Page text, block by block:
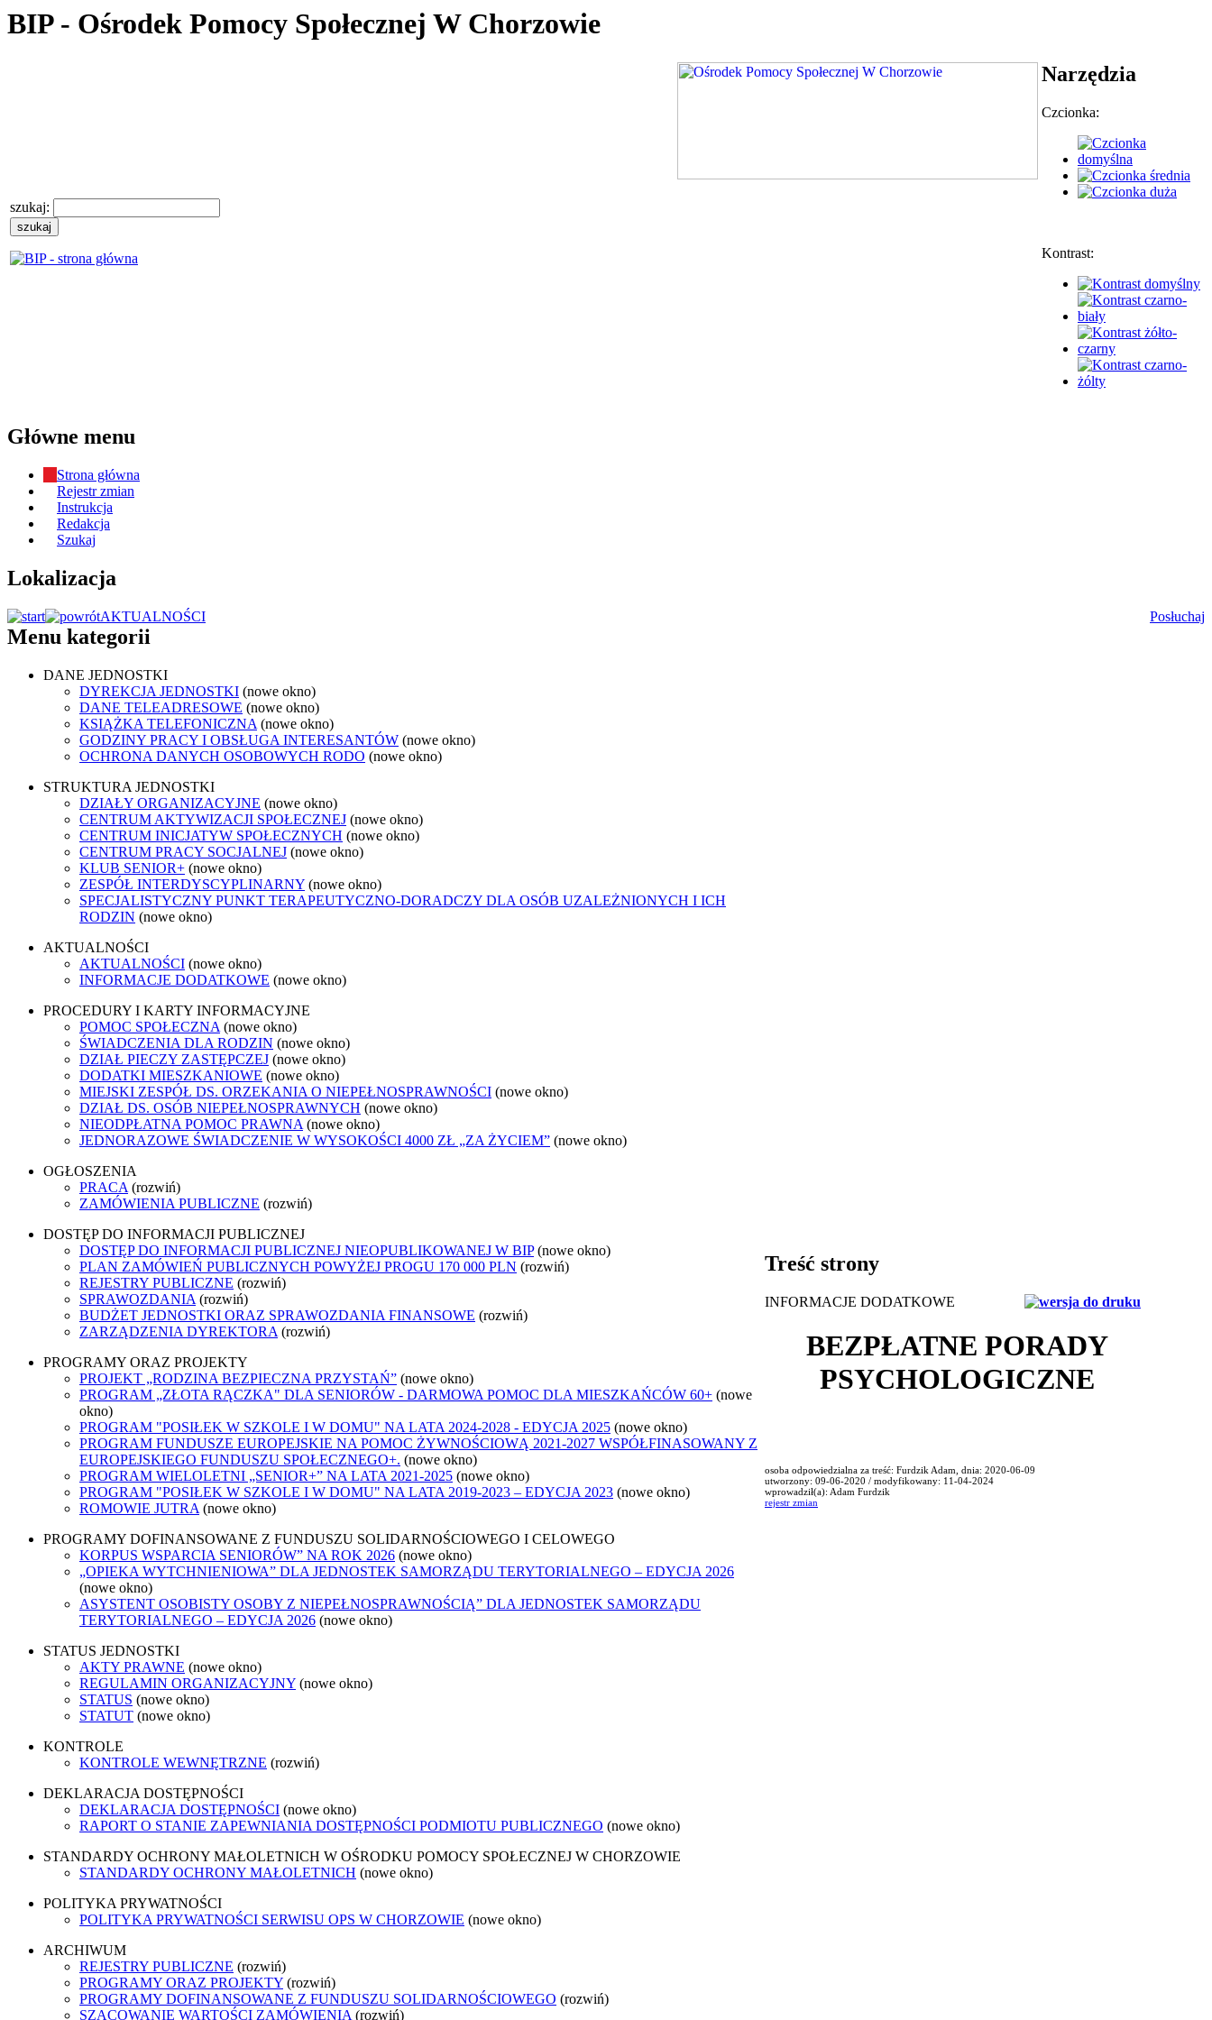
BIP - Ośrodek Pomocy Społecznej W Chorzowie
szukaj:
Narzędzia
Czcionka:
Kontrast:
Główne menu
Strona główna
Rejestr zmian
Instrukcja
Redakcja
Szukaj
Lokalizacja
Posłuchaj
AKTUALNOŚCI
Menu kategorii
DANE JEDNOSTKI
DYREKCJA JEDNOSTKI (nowe okno)
DANE TELEADRESOWE (nowe okno)
KSIĄŻKA TELEFONICZNA (nowe okno)
GODZINY PRACY I OBSŁUGA INTERESANTÓW (nowe okno)
OCHRONA DANYCH OSOBOWYCH RODO (nowe okno)
STRUKTURA JEDNOSTKI
DZIAŁY ORGANIZACYJNE (nowe okno)
CENTRUM AKTYWIZACJI SPOŁECZNEJ (nowe okno)
CENTRUM INICJATYW SPOŁECZNYCH (nowe okno)
CENTRUM PRACY SOCJALNEJ (nowe okno)
KLUB SENIOR+ (nowe okno)
ZESPÓŁ INTERDYSCYPLINARNY (nowe okno)
SPECJALISTYCZNY PUNKT TERAPEUTYCZNO-DORADCZY DLA OSÓB UZALEŻNIONYCH I ICH
RODZIN (nowe okno)
AKTUALNOŚCI
AKTUALNOŚCI (nowe okno)
INFORMACJE DODATKOWE (nowe okno)
PROCEDURY I KARTY INFORMACYJNE
POMOC SPOŁECZNA (nowe okno)
ŚWIADCZENIA DLA RODZIN (nowe okno)
DZIAŁ PIECZY ZASTĘPCZEJ (nowe okno)
DODATKI MIESZKANIOWE (nowe okno)
MIEJSKI ZESPÓŁ DS. ORZEKANIA O NIEPEŁNOSPRAWNOŚCI (nowe okno)
DZIAŁ DS. OSÓB NIEPEŁNOSPRAWNYCH (nowe okno)
NIEODPŁATNA POMOC PRAWNA (nowe okno)
JEDNORAZOWE ŚWIADCZENIE W WYSOKOŚCI 4000 ZŁ „ZA ŻYCIEM” (nowe okno)
OGŁOSZENIA
PRACA (rozwiń)
ZAMÓWIENIA PUBLICZNE (rozwiń)
DOSTĘP DO INFORMACJI PUBLICZNEJ
DOSTĘP DO INFORMACJI PUBLICZNEJ NIEOPUBLIKOWANEJ W BIP (nowe okno)
PLAN ZAMÓWIEŃ PUBLICZNYCH POWYŻEJ PROGU 170 000 PLN (rozwiń)
REJESTRY PUBLICZNE (rozwiń)
SPRAWOZDANIA (rozwiń)
BUDŻET JEDNOSTKI ORAZ SPRAWOZDANIA FINANSOWE (rozwiń)
ZARZĄDZENIA DYREKTORA (rozwiń)
PROGRAMY ORAZ PROJEKTY
PROJEKT „RODZINA BEZPIECZNA PRZYSTAŃ” (nowe okno)
PROGRAM „ZŁOTA RĄCZKA" DLA SENIORÓW - DARMOWA POMOC DLA MIESZKAŃCÓW 60+ (nowe
okno)
PROGRAM "POSIŁEK W SZKOLE I W DOMU" NA LATA 2024-2028 - EDYCJA 2025 (nowe okno)
PROGRAM FUNDUSZE EUROPEJSKIE NA POMOC ŻYWNOŚCIOWĄ 2021-2027 WSPÓŁFINASOWANY Z
EUROPEJSKIEGO FUNDUSZU SPOŁECZNEGO+. (nowe okno)
PROGRAM WIELOLETNI „SENIOR+” NA LATA 2021-2025 (nowe okno)
PROGRAM "POSIŁEK W SZKOLE I W DOMU" NA LATA 2019-2023 – EDYCJA 2023 (nowe okno)
ROMOWIE JUTRA (nowe okno)
PROGRAMY DOFINANSOWANE Z FUNDUSZU SOLIDARNOŚCIOWEGO I CELOWEGO
KORPUS WSPARCIA SENIORÓW” NA ROK 2026 (nowe okno)
„OPIEKA WYTCHNIENIOWA” DLA JEDNOSTEK SAMORZĄDU TERYTORIALNEGO – EDYCJA 2026
(nowe okno)
ASYSTENT OSOBISTY OSOBY Z NIEPEŁNOSPRAWNOŚCIĄ” DLA JEDNOSTEK SAMORZĄDU
TERYTORIALNEGO – EDYCJA 2026 (nowe okno)
STATUS JEDNOSTKI
AKTY PRAWNE (nowe okno)
REGULAMIN ORGANIZACYJNY (nowe okno)
STATUS (nowe okno)
STATUT (nowe okno)
KONTROLE
KONTROLE WEWNĘTRZNE (rozwiń)
DEKLARACJA DOSTĘPNOŚCI
DEKLARACJA DOSTĘPNOŚCI (nowe okno)
RAPORT O STANIE ZAPEWNIANIA DOSTĘPNOŚCI PODMIOTU PUBLICZNEGO (nowe okno)
STANDARDY OCHRONY MAŁOLETNICH W OŚRODKU POMOCY SPOŁECZNEJ W CHORZOWIE
STANDARDY OCHRONY MAŁOLETNICH (nowe okno)
POLITYKA PRYWATNOŚCI
POLITYKA PRYWATNOŚCI SERWISU OPS W CHORZOWIE (nowe okno)
ARCHIWUM
REJESTRY PUBLICZNE (rozwiń)
PROGRAMY ORAZ PROJEKTY (rozwiń)
PROGRAMY DOFINANSOWANE Z FUNDUSZU SOLIDARNOŚCIOWEGO (rozwiń)
SZACOWANIE WARTOŚCI ZAMÓWIENIA (rozwiń)
Treść strony
INFORMACJE DODATKOWE
BEZPŁATNE PORADY
PSYCHOLOGICZNE
osoba odpowiedzialna za treść: Furdzik Adam, dnia: 2020-06-09
utworzony: 09-06-2020 / modyfikowany: 11-04-2024
wprowadził(a): Adam Furdzik
rejestr zmian